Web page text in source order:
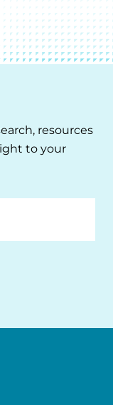
resources
to your